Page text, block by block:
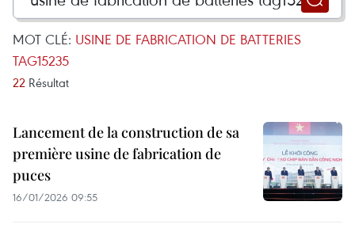
MOT CLÉ: USINE DE FABRICATION DE BATTERIES
TAG15235
22 Résultat
Lancement de la construction de sa
première usine de fabrication de
puces
16/01/2026 09:55